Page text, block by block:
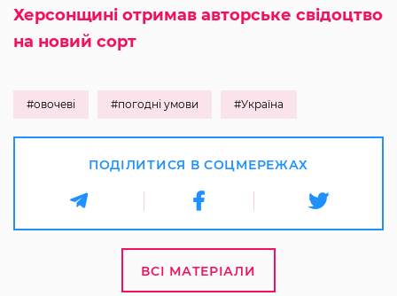
Херсонщині отримав авторське свідоцтво
на новий сорт
#овочеві #погодні умови #Україна
ПОДІЛИТИСЯ В СОЦМЕРЕЖАХ
ВСІ МАТЕРІАЛИ